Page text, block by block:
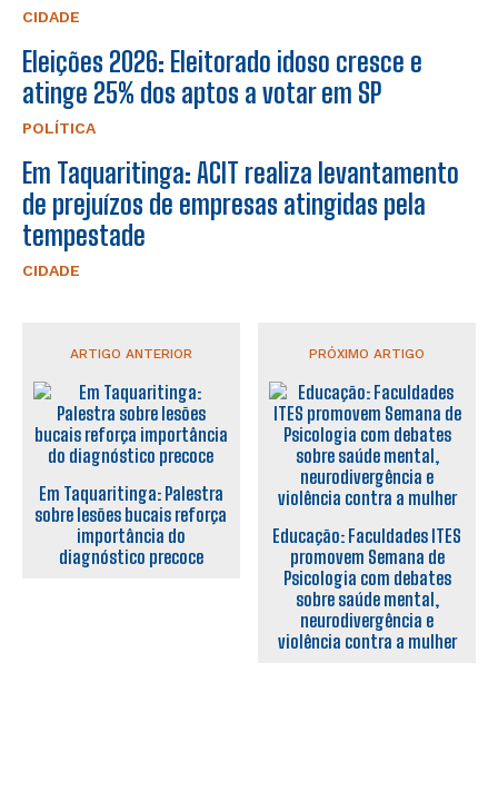
CIDADE
Eleições 2026: Eleitorado idoso cresce e
atinge 25% dos aptos a votar em SP
POLÍTICA
Em Taquaritinga: ACIT realiza levantamento
de prejuízos de empresas atingidas pela
tempestade
CIDADE
ARTIGO ANTERIOR
Em Taquaritinga: Palestra
sobre lesões bucais reforça
importância do
diagnóstico precoce
PRÓXIMO ARTIGO
Educação: Faculdades ITES
promovem Semana de
Psicologia com debates
sobre saúde mental,
neurodivergência e
violência contra a mulher